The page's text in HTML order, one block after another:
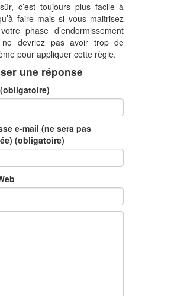
c’est toujours plus facile à
faire mais si vous maitrisez
phase d’endormissement
ne devriez pas avoir trop de
pour appliquer cette règle.
une réponse
e-mail (ne sera pas
(obligatoire)